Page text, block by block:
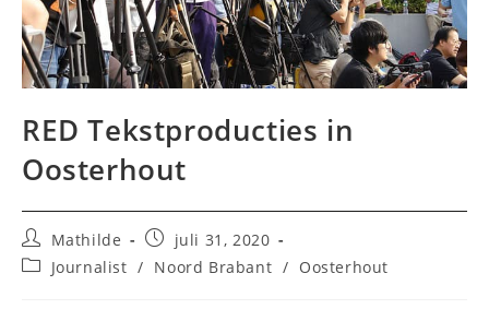
RED Tekstproducties in
Oosterhout
Bericht
auteur:
Mathilde
Bericht
gepubliceerd
op:
juli 31, 2020
Berichtcategorie:
Journalist / Noord Brabant / Oosterhout